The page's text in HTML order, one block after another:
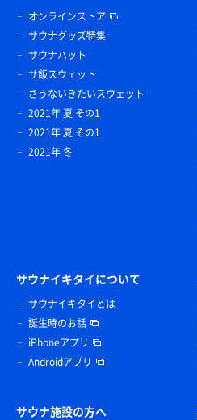
オンラインストア
サウナグッズ特集
サウナハット
サ飯スウェット
さうないきたいスウェット
2021年 夏 その1
2021年 夏 その1
2021年 冬
サウナイキタイについて
サウナイキタイとは
誕生時のお話
iPhoneアプリ
Androidアプリ
サウナ施設の方へ